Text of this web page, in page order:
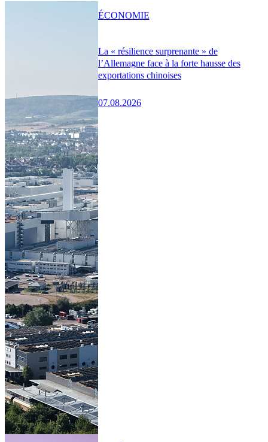
La « résilience surprenante » de
l’Allemagne face à la forte hausse des
exportations chinoises
07.08.2026
ÉCONOMIE